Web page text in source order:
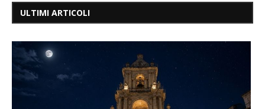
ULTIMI ARTICOLI